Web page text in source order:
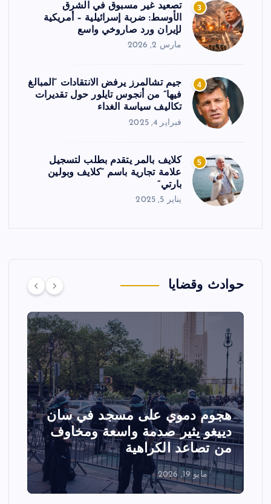
3
تصعيد غير مسبوق في الشرق
الأوسط: ضربة إسرائيلية – أمريكية
لإيران ورد صاروخي واسع
مارس 2, 2026
4
جيم تشالمرز يرفض الانتقادات “المبالغ
فيها” من أنجوس تايلور حول تقديرات
تكاليف سياسة الغداء
فبراير 4, 2025
5
كلايف بالمر يتقدم بطلب لتسجيل
علامة تجارية باسم “كلايف وبولين
بارتي”
يناير 5, 2025
حوادث وقضايا
هجوم دموي على مسجد في سان
دييغو يثير صدمة واسعة ومخاوف
من تصاعد الكراهية
مايو 19, 2026